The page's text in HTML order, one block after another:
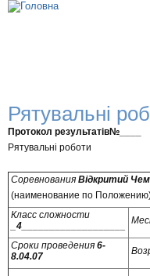
Рятувальні
Протокол результатів№____
Рятувальні роботи
Соревнования Відкритий
(наименование по
Класс сложности
4___________________
Сроки проведения 6-
8.04.07